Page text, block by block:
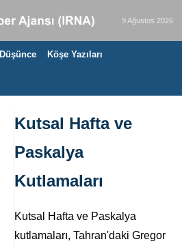
9 Ağustos 2026
Düşünce Köşe Yazıları
Kutsal Hafta ve
Paskalya
Kutlamaları
Kutsal Hafta ve Paskalya
kutlamaları, Tahran'daki Gregor